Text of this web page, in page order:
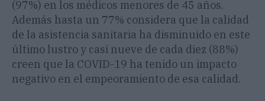
(97%) en los médicos menores de 45 años.
Además hasta un 77% considera que la calidad
de la asistencia sanitaria ha disminuido en este
último lustro y casi nueve de cada diez (88%)
creen que la COVID-19 ha tenido un impacto
negativo en el empeoramiento de esa calidad.